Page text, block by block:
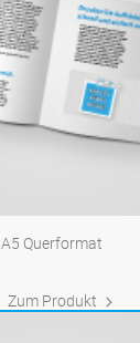
A5 Querformat
Zum Produkt